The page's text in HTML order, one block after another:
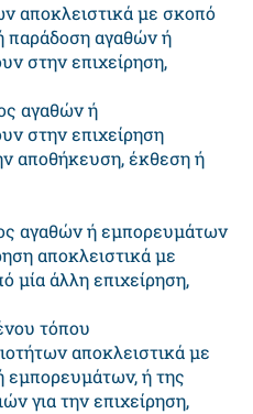
αποκλειστικά με σκοπό
παράδοση αγαθών ή
στην επιχείρηση,
αγαθών ή
στην επιχείρηση
αποθήκευση, έκθεση ή
αγαθών ή εμπορευμάτων
αποκλειστικά με
μία άλλη επιχείρηση,
τόπου
αποκλειστικά με
εμπορευμάτων, ή της
για την επιχείρηση,